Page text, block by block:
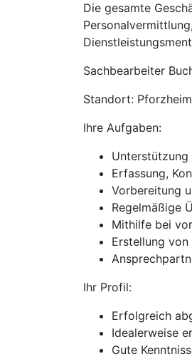
Die gesamte
Sachbearbeiter
Standort:
Ihre Aufgaben:
Erfassung,
Vorbereitung
Regelmäßige
Mithilfe bei
Erstellung
Ihr Profil:
Erfolgreich
Idealerweise
Gute